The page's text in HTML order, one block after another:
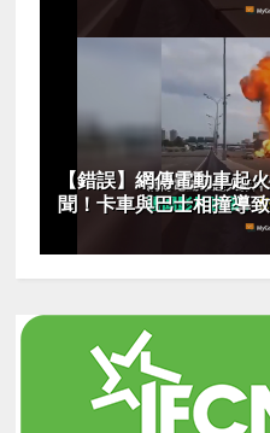
【錯誤】網傳電動車起
聞！卡車與巴士相撞導